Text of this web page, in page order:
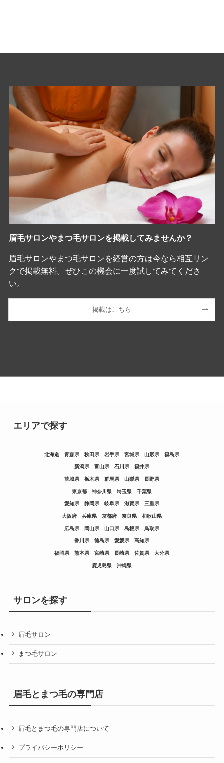
眉毛サロンやまつ毛サロンを掲載してみませんか？
眉毛サロンやまつ毛サロンを経営の方は今なら相互リン
クで掲載無料。ぜひこの機会に一度試してみてくださ
い。
掲載はこちら
エリアで探す
北海道 青森県 秋田県 岩手県 宮城県 山形県 福島県
新潟県 富山県 石川県 福井県
茨城県 栃木県 群馬県 山梨県 長野県
東京都 神奈川県 埼玉県 千葉県
愛知県 静岡県 岐阜県 滋賀県 三重県
大阪府 兵庫県 京都府 奈良県 和歌山県
広島県 岡山県 山口県 島根県 鳥取県
香川県 徳島県 愛媛県 高知県
福岡県 熊本県 宮崎県 長崎県 佐賀県 大分県
鹿児島県 沖縄県
サロンを探す
眉毛サロン
まつ毛サロン
眉毛とまつ毛の専門店
眉毛とまつ毛の専門店について
プライバシーポリシー